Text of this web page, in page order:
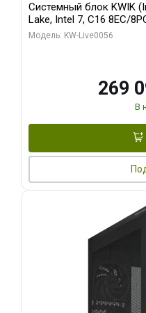
Системный блок KWIK
Lake, Intel 7, C16 8EC/
Palit RTX5080 INFINITY 3
Модель: KW-Live0056
269
В